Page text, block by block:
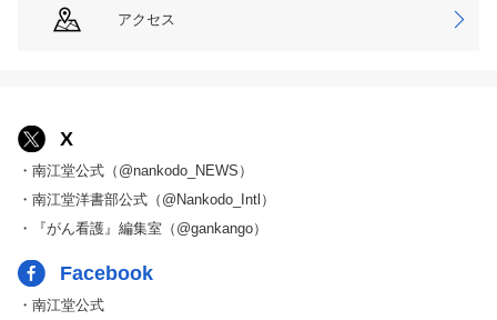
アクセス
X
・南江堂公式（@nankodo_NEWS）
・南江堂洋書部公式（@Nankodo_Intl）
・『がん看護』編集室（@gankango）
Facebook
・南江堂公式